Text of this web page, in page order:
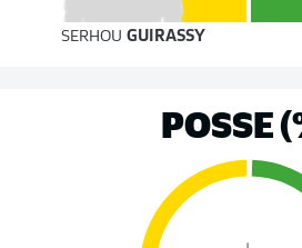
SERHOUGUIRASSY
POSSE